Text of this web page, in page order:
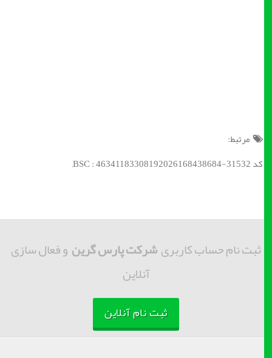
مرتبط:
کد BSC : 46341183308192026168438684-31532;
ثبت نام حساب کاربریشرکت پارس گرینو فعال سازی
آنلاین
ثبت نام آنلاین